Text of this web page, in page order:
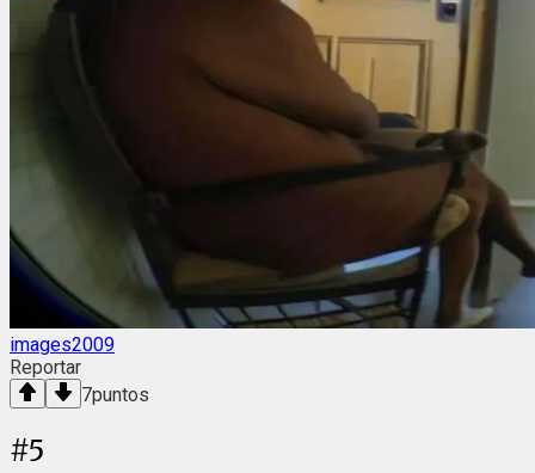
images2009
Reportar
7puntos
#5